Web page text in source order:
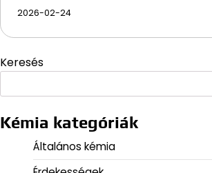
2026-02-24
Keresés
Kémia kategóriák
Általános kémia